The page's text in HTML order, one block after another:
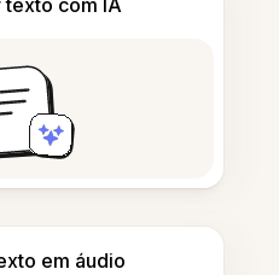
texto com IA
em áudio